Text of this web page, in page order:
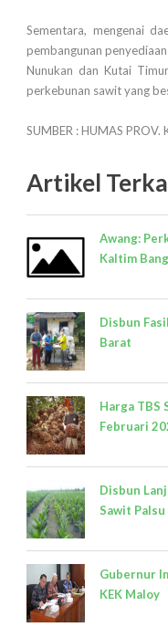
Sementara, mengenai
pembangunan
Nunukan dan Kutai
perkebunan sawit yang
SUMBER : HUMAS PROV.
Artikel
Awang:
Kaltim
Disbun
Barat
Harga TBS
Februari
Disbun
Sawit Palsu
Gubernur
KEK Maloy